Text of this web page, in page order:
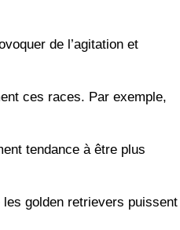
de l’agitation et
ces races. Par exemple,
tendance à être plus
les golden retrievers puissent